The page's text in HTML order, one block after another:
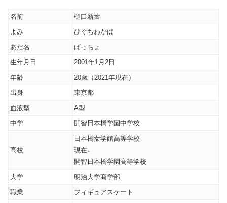
名前
樋口新葉
よみ
ひぐちわかば
あだ名
ばっちょ
生年月日
2001年1月2日
年齢
20歳（2021年現在）
出身
東京都
血液型
A型
中学
開智日本橋学園中学校
高校
日本橋女学館高等学校
現在↓
開智日本橋学園高等学校
大学
明治大学商学部
職業
フィギュアスケート